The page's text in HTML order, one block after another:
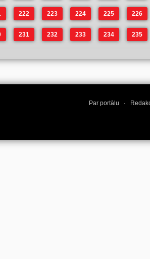
222 223 224 225 226
231 232 233 234 235
Par portālu ·